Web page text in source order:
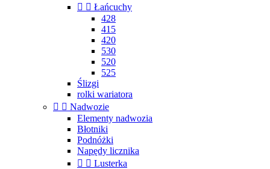
  Łańcuchy
428
415
420
530
520
525
Ślizgi
rolki wariatora
  Nadwozie
Elementy nadwozia
Błotniki
Podnóżki
Napędy licznika
  Lusterka